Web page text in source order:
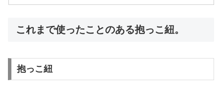
これまで使ったことのある抱っこ紐。
抱っこ紐